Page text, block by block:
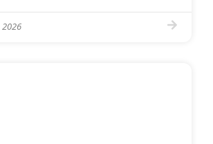
le label « Divertissement
Engagé ». […]